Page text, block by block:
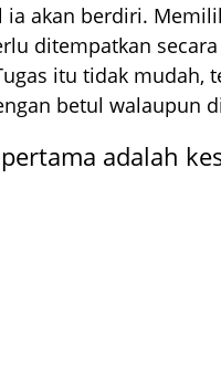
ia akan berdiri.
ditempatkan
itu tidak mudah,
betul walaupun
adalah